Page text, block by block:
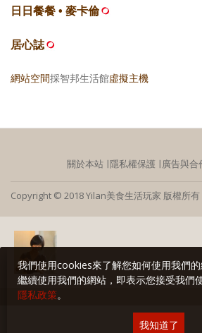
日日餐餐 • 麥卡倫
居心誌
網站空間採智邦生活館虛擬主機
關於本站 ∣隱私權保護 ∣廣告與合
Copyright © 2018 Yilan美食生活玩家 版權所
我們使用cookies來了解您如何使用我們的
繼續使用我們的網站，即表示您接受我們
隱私政策。
我知道了